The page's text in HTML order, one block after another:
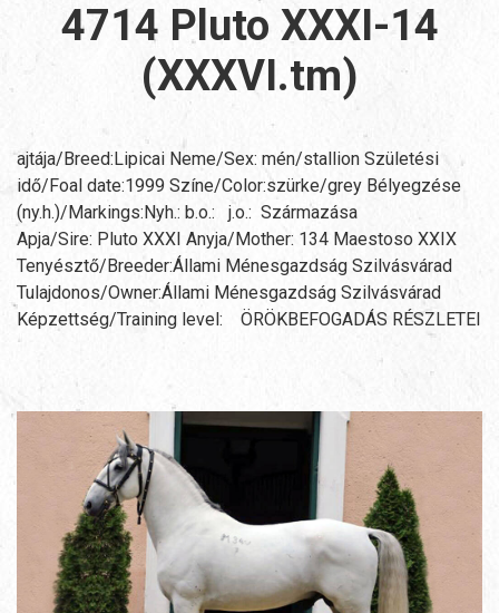
4714 Pluto XXXI-14
(XXXVI.tm)
ajtája/Breed:Lipicai Neme/Sex: mén/stallion Születési
idő/Foal date:1999 Színe/Color:szürke/grey Bélyegzése
(ny.h.)/Markings:Nyh.: b.o.: j.o.: Származása
Apja/Sire: Pluto XXXI Anyja/Mother: 134 Maestoso XXIX
Tenyésztő/Breeder:Állami Ménesgazdság Szilvásvárad
Tulajdonos/Owner:Állami Ménesgazdság Szilvásvárad
Képzettség/Training level: ÖRÖKBEFOGADÁS RÉSZLETEI